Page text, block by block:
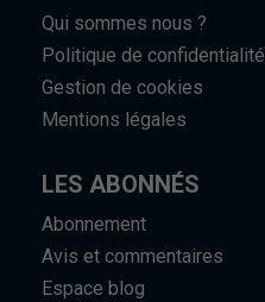
Qui sommes nous ?
Politique de confidentialité
Gestion de cookies
Mentions légales
LES ABONNÉS
Abonnement
Avis et commentaires
Espace blog